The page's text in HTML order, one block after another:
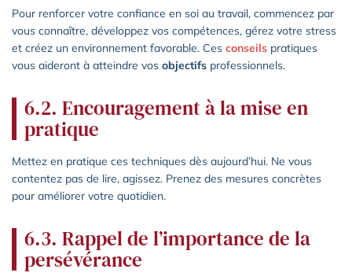
Pour renforcer votre confiance en soi au travail, commencez par
vous connaître, développez vos compétences, gérez votre stress
et créez un environnement favorable. Ces conseils pratiques
vous aideront à atteindre vos objectifs professionnels.
6.2. Encouragement à la mise en
pratique
Mettez en pratique ces techniques dès aujourd’hui. Ne vous
contentez pas de lire, agissez. Prenez des mesures concrètes
pour améliorer votre quotidien.
6.3. Rappel de l’importance de la
persévérance